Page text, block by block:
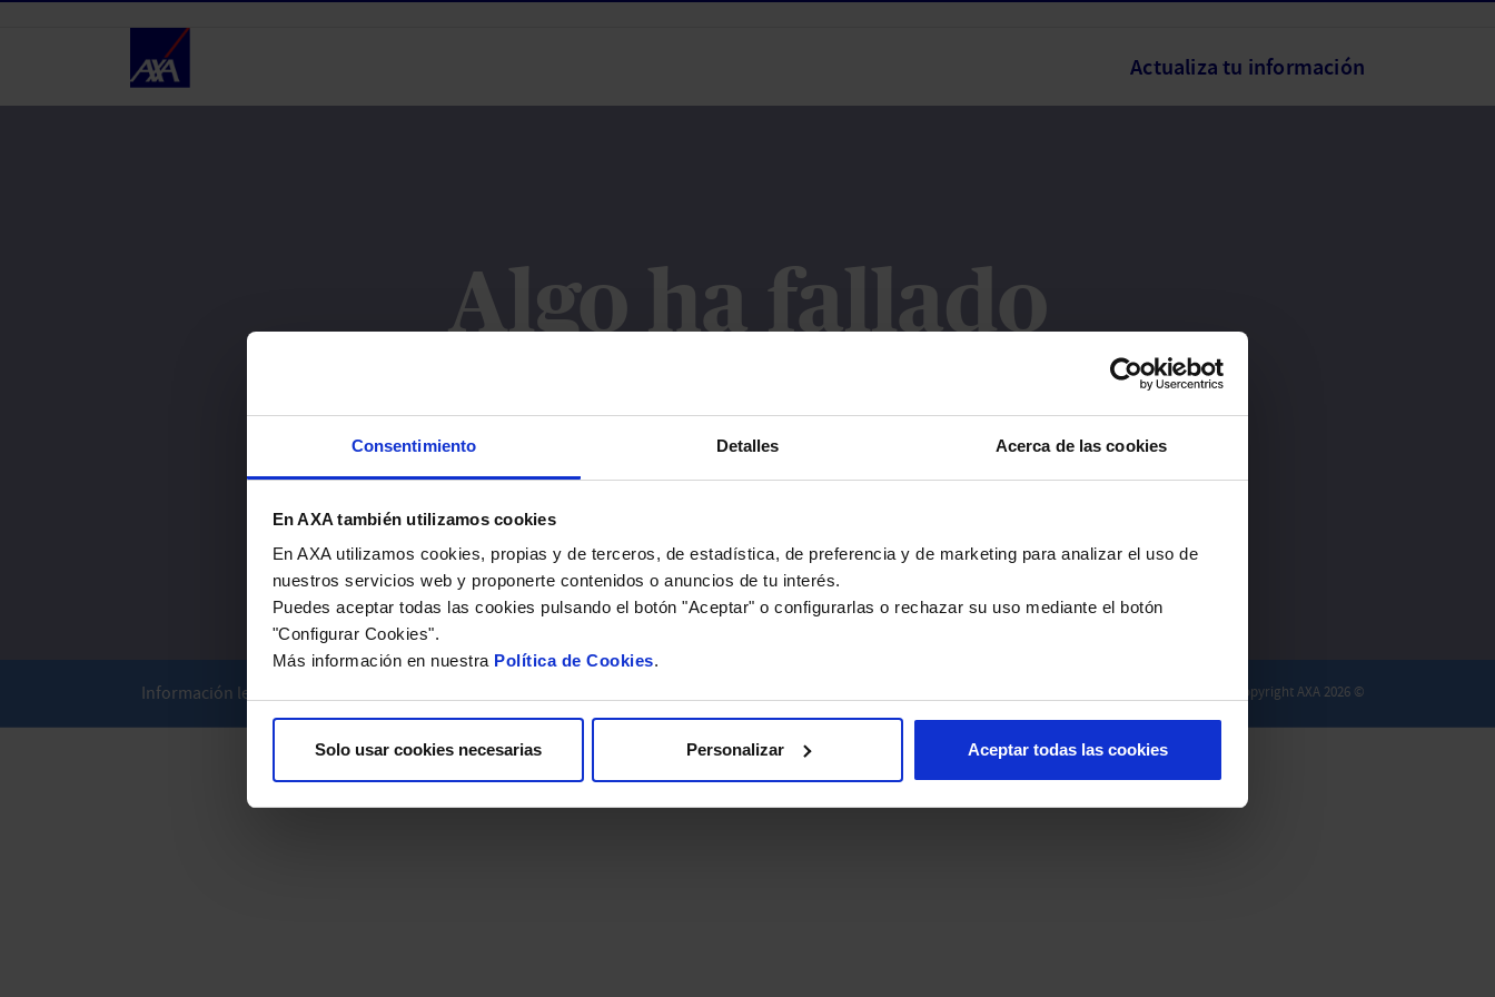
Consentimiento Detalles Acerca de las cookies
En AXA también utilizamos cookies
En AXA utilizamos cookies, propias y de terceros, de estadística, de preferencia y de marketing para analizar el uso de
nuestros servicios web y proponerte contenidos o anuncios de tu interés.
Puedes aceptar todas las cookies pulsando el botón "Aceptar" o configurarlas o rechazar su uso mediante el botón
"Configurar Cookies".
Más información en nuestra Política de Cookies.
Solo usar cookies necesarias Personalizar Aceptar todas las cookies
Actualiza tu información
Algo ha fallado
Lo sentimos, pero no hemos podido llevar a cabo la acción requerida. Por favor, inténtalo de nuevo más tarde.
VOLVER A INTENTARLO
Información legal Copyright AXA 2026 ©